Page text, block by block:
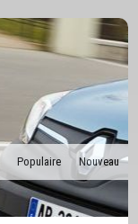
Nouveau
Populaire